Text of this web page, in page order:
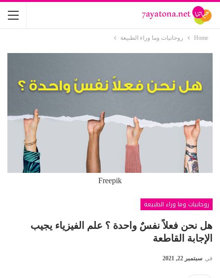
Home روحانيات وما وراء الطبيعة
Freepik
روحانيات وما وراء الطبيعة
هل نحن فعلاً نفسٌ واحدة ؟ علم الفيزياء يجيب
الإجابة القاطعة
في سبتمبر 22, 2021